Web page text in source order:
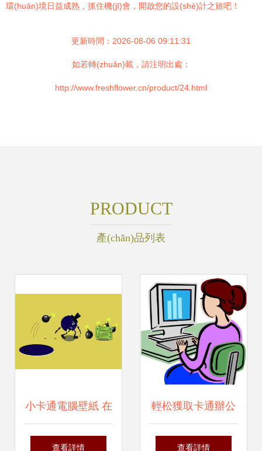
環(huán)境日益成熟，抓住機(jī)會，開啟您的設(shè)計之旅吧！
更新時間：2026-08-06 09:11:31
如若轉(zhuǎn)載，請注明出處：
http://www.freshflower.cn/product/24.html
PRODUCT
產(chǎn)品列表
小卡通電腦壁紙 在
動畫世界點(diǎn)
查看詳情
輕松獲取卡通辦公
素材 尋找電腦前人
查看詳情